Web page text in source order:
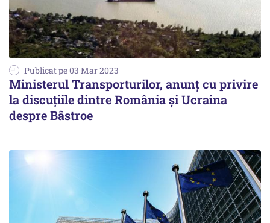
Publicat pe 03 Mar 2023
Ministerul Transporturilor, anunţ cu privire
la discuţiile dintre România şi Ucraina
despre Bâstroe